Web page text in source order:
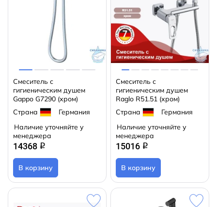
Смеситель с
гигиеническим душем
Gappo G7290 (хром)
Страна
Германия
Наличие уточняйте у
менеджера
14368 q
В корзину
Смеситель с
гигиеническим душем
Raglo R51.51 (хром)
Страна
Германия
Наличие уточняйте у
менеджера
15016 q
В корзину